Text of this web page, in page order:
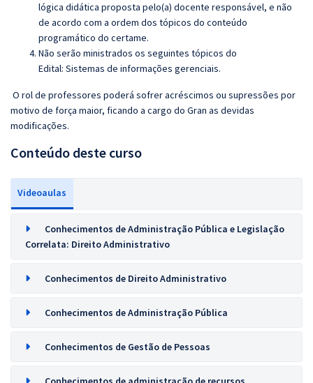
lógica didática proposta pelo(a) docente responsável, e não
de acordo com a ordem dos tópicos do conteúdo
programático do certame.
Não serão ministrados os seguintes tópicos do
Edital: Sistemas de informações gerenciais.
O rol de professores poderá sofrer acréscimos ou supressões por
motivo de força maior, ficando a cargo do Gran as devidas
modificações.
Conteúdo deste curso
Videoaulas
Conhecimentos de Administração Pública e Legislação
Correlata: Direito Administrativo
Conhecimentos de Direito Administrativo
Conhecimentos de Administração Pública
Conhecimentos de Gestão de Pessoas